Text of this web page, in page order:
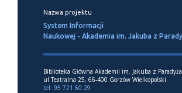
Nazwa projektu
System Informacji
Naukowej - Akademia im. Jakuba z
Biblioteka Główna Akademii im. Jakuba z Paradyża
ul Teatralna 25, 66-400 Gorzów Wielkopolski
tel. 95 721 60 29